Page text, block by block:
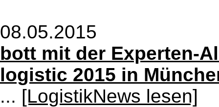
08.05.2015
bott mit der Experten-
logistic 2015 in
... [LogistikNews lesen]